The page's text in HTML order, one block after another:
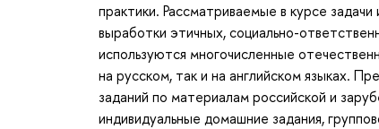
практики. Рассматриваемые в курсе
выработки этичных, социально-
используются многочисленные
на русском, так и на английском языках.
заданий по материалам российской и
индивидуальные домашние задания,